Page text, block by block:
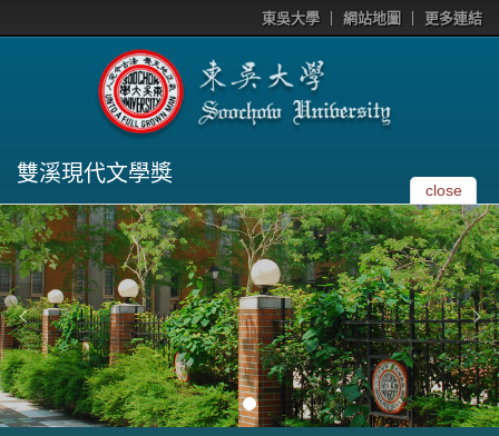
東吳大學 網站地圖 更多連結
雙溪現代文學獎
close